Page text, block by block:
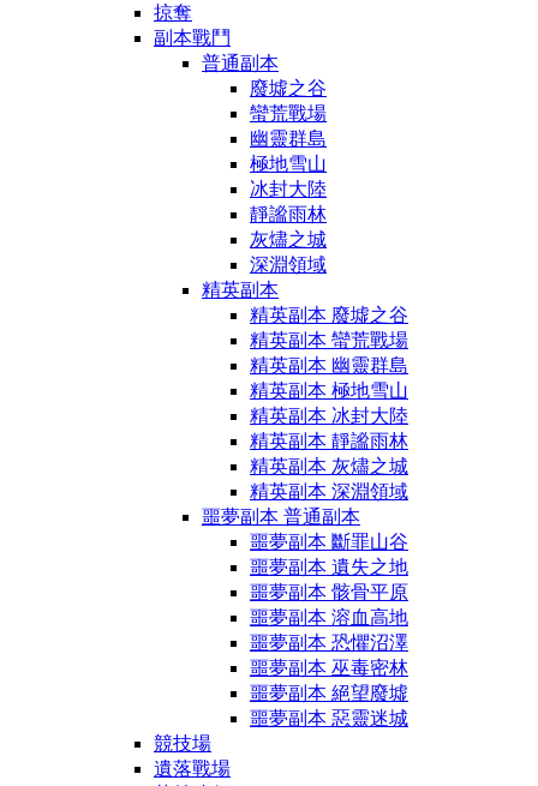
掠奪
副本戰鬥
普通副本
廢墟之谷
蠻荒戰場
幽靈群島
極地雪山
冰封大陸
靜謐雨林
灰燼之城
深淵領域
精英副本
精英副本 廢墟之谷
精英副本 蠻荒戰場
精英副本 幽靈群島
精英副本 極地雪山
精英副本 冰封大陸
精英副本 靜謐雨林
精英副本 灰燼之城
精英副本 深淵領域
噩夢副本 普通副本
噩夢副本 斷罪山谷
噩夢副本 遺失之地
噩夢副本 骸骨平原
噩夢副本 溶血高地
噩夢副本 恐懼沼澤
噩夢副本 巫毒密林
噩夢副本 絕望廢墟
噩夢副本 惡靈迷城
競技場
遺落戰場